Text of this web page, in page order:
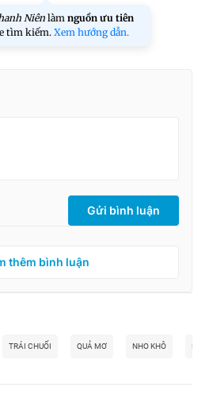
Niên làm nguồn ưu tiên
tìm kiếm. Xem hướng dẫn.
Gửi bình luận
thêm bình luận
TRÁI CHUỐI QUẢ MƠ NHO KHÔ DƯA